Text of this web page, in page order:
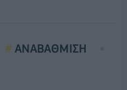
ΑΝΑΒΑΘΜΙΣΗ